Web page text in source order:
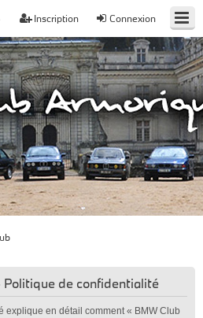
Connexion
Inscription
Politique de confidentialité
explique en détail comment « BMW Club